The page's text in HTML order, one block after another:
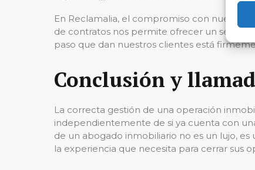
En Reclamalia, el compromiso con
de contratos nos permite ofrecer un servicio
paso que dan nuestros clientes está
Conclusión y
La correcta gestión de una operación
independientemente de si ya cuenta con
de un abogado inmobiliario no es un lujo,
la experiencia que necesita para cerrar sus